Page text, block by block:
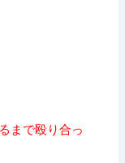
まで殴り合っ